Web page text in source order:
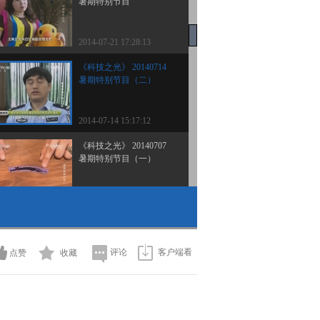
2014-07-21 17:28:13
《科技之光》 20140714
暑期特别节目（二）
2014-07-14 15:17:12
《科技之光》 20140707
暑期特别节目（一）
2014-06-30 18:46:15
点赞 收藏 评论 客户端看